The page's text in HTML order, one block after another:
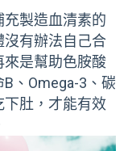
製造血清素的
有辦法自己合
是幫助色胺酸
、Omega-3、碳
肚，才能有效